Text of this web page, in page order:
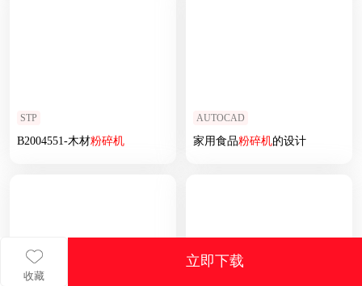
收藏
立即下载
STP
B2004551-木材粉碎机
AUTOCAD
家用食品粉碎机的设计